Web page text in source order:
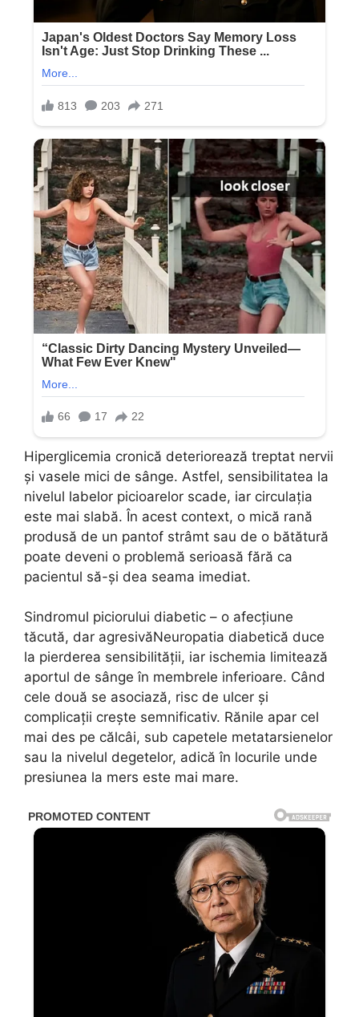
Hiperglicemia cronică deteriorează treptat nervii
și vasele mici de sânge. Astfel, sensibilitatea la
nivelul labelor picioarelor scade, iar circulația
este mai slabă. În acest context, o mică rană
produsă de un pantof strâmt sau de o bătătură
poate deveni o problemă serioasă fără ca
pacientul să-și dea seama imediat.
Sindromul piciorului diabetic – o afecțiune
tăcută, dar agresivăNeuropatia diabetică duce
la pierderea sensibilității, iar ischemia limitează
aportul de sânge în membrele inferioare. Când
cele două se asociază, risc de ulcer și
complicații crește semnificativ. Rănile apar cel
mai des pe călcâi, sub capetele metatarsienelor
sau la nivelul degetelor, adică în locurile unde
presiunea la mers este mai mare.